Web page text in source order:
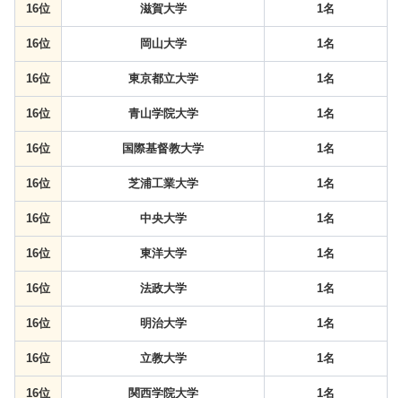
16位 滋賀大学 1名
16位 岡山大学 1名
16位 東京都立大学 1名
16位 青山学院大学 1名
16位 国際基督教大学 1名
16位 芝浦工業大学 1名
16位 中央大学 1名
16位 東洋大学 1名
16位 法政大学 1名
16位 明治大学 1名
16位 立教大学 1名
16位 関西学院大学 1名